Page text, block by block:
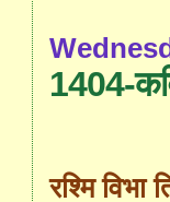
1404-
रश्मि विभा